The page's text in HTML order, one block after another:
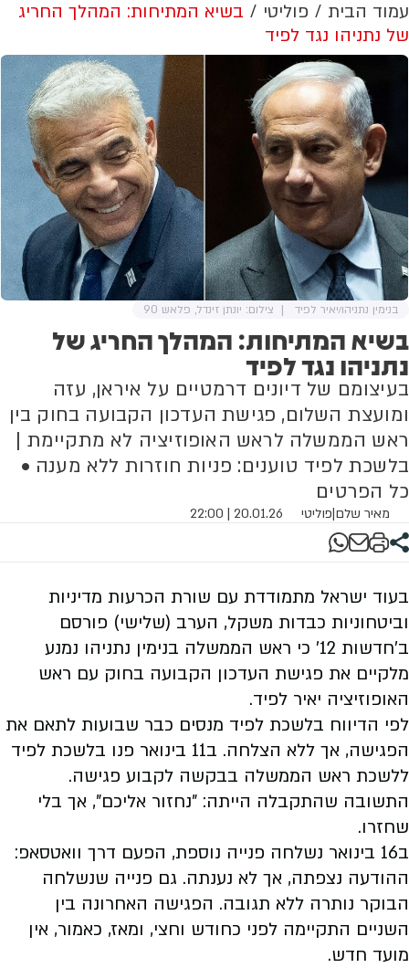
עמוד הבית פוליטי
בשיא המתיחות: המהלך החריג
של נתניהו נגד לפיד
בשיא המתיחות: המהלך החריג של
נתניהו נגד לפיד
בעיצומם של דיונים דרמטיים על איראן, עזה
ומועצת השלום, פגישת העדכון הקבועה בחוק בין
ראש הממשלה לראש האופוזיציה לא מתקיימת |
בלשכת לפיד טוענים: פניות חוזרות ללא מענה •
כל הפרטים
מאיר שלם|פוליטי 20.01.26 | 22:00
בנימין נתניהו/יאיר לפיד צילום: יונתן זינדל, פלאש 90
בעוד ישראל מתמודדת עם שורת הכרעות מדיניות
וביטחוניות כבדות משקל, הערב (שלישי) פורסם
ב'חדשות 12' כי ראש הממשלה בנימין נתניהו נמנע
מלקיים את פגישת העדכון הקבועה בחוק עם ראש
האופוזיציה יאיר לפיד.
לפי הדיווח בלשכת לפיד מנסים כבר שבועות לתאם את
הפגישה, אך ללא הצלחה. ב11 בינואר פנו בלשכת לפיד
ללשכת ראש הממשלה בבקשה לקבוע פגישה.
התשובה שהתקבלה הייתה: "נחזור אליכם", אך בלי
שחזרו.
ב16 בינואר נשלחה פנייה נוספת, הפעם דרך וואטסאפ:
ההודעה נצפתה, אך לא נענתה. גם פנייה שנשלחה
הבוקר נותרה ללא תגובה. הפגישה האחרונה בין
השניים התקיימה לפני כחודש וחצי, ומאז, כאמור, אין
מועד חדש.